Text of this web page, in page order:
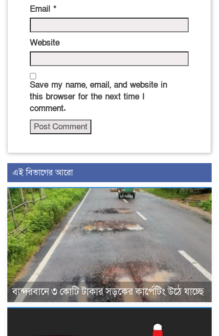
Email *
Website
Save my name, email, and website in
this browser for the next time I
comment.
এই বিভাগের আরো
বান্দরবানে ৩ কোটি টাকার সড়কের কার্পেটিং উঠে যাচ্ছে